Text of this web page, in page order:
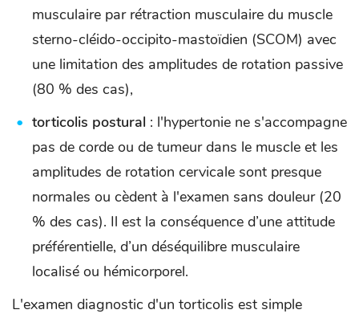
musculaire par rétraction musculaire du muscle
sterno-cléido-occipito-mastoïdien (SCOM) avec
une limitation des amplitudes de rotation passive
(80 % des cas),
torticolis postural : l'hypertonie ne s'accompagne
pas de corde ou de tumeur dans le muscle et les
amplitudes de rotation cervicale sont presque
normales ou cèdent à l'examen sans douleur (20
% des cas). Il est la conséquence d’une attitude
préférentielle, d’un déséquilibre musculaire
localisé ou hémicorporel.
L'examen diagnostic d'un torticolis est simple